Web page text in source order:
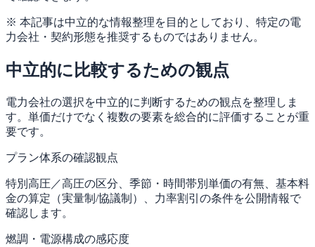
※ 本記事は中立的な情報整理を目的としており、特定の電
力会社・契約形態を推奨するものではありません。
中立的に比較するための観点
電力会社の選択を中立的に判断するための観点を整理しま
す。単価だけでなく複数の要素を総合的に評価することが重
要です。
プラン体系の確認観点
特別高圧／高圧の区分、季節・時間帯別単価の有無、基本料
金の算定（実量制/協議制）、力率割引の条件を公開情報で
確認します。
燃調・電源構成の感応度